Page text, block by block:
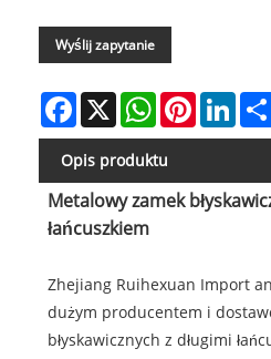
Wyślij zapytanie
Facebook
X WhatsAppPinterest
Opis produktu
Metalowy zamek
łańcuszkiem
Zhejiang Ruihexuan Import
dużym producentem i
błyskawicznych z długimi